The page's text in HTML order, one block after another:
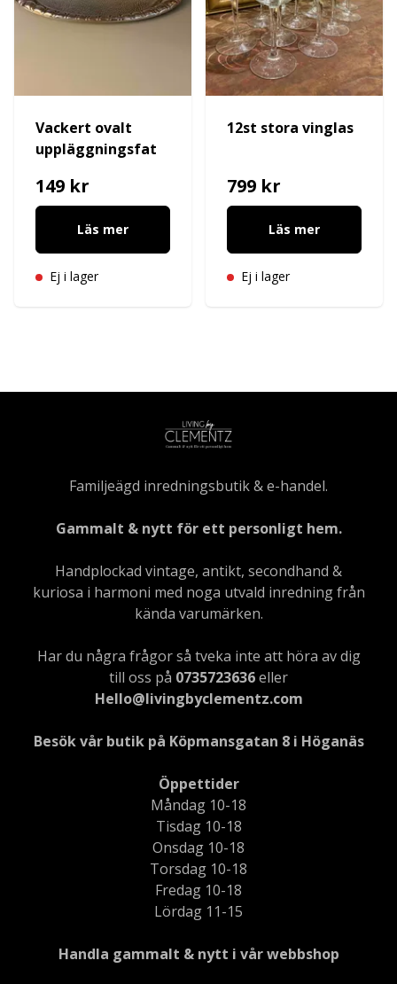
Vackert ovalt
uppläggningsfat
149 kr
Läs mer
Ej i lager
12st stora vinglas
799 kr
Läs mer
Ej i lager
Familjeägd inredningsbutik & e-handel.
Gammalt & nytt för ett personligt hem.
Handplockad vintage, antikt, secondhand &
kuriosa i harmoni med noga utvald inredning från
kända varumärken.
Har du några frågor så tveka inte att höra av dig
till oss på 0735723636eller
Hello@livingbyclementz.com
Besök vår butik på Köpmansgatan 8 i Höganäs
Öppettider
Måndag 10-18
Tisdag 10-18
Onsdag 10-18
Torsdag 10-18
Fredag 10-18
Lördag 11-15
Handla gammalt & nytt i vår webbshop